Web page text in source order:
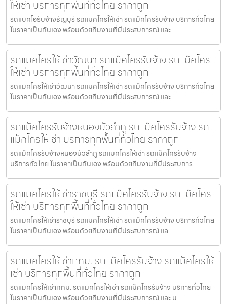
ให้เช่า บริการทุกพื้นที่ทั่วไทย ราคาถูก
รถแบคโฮรับจ้างธัญบุรี รถแมคโครให้เช่า รถแม็คโครรับจ้าง บริการทั่วไทย
ในราคาเป็นกันเอง พร้อมด้วยทีมงานที่มีประสบการณ์ และ
รถแมคโครให้เช่าวัฒนา รถแม็คโครรับจ้าง รถแม็คโคร
ให้เช่า บริการทุกพื้นที่ทั่วไทย ราคาถูก
รถแมคโครให้เช่าวัฒนา รถแมคโครให้เช่า รถแม็คโครรับจ้าง บริการทั่วไทย
ในราคาเป็นกันเอง พร้อมด้วยทีมงานที่มีประสบการณ์ และ
รถแม็คโครรับจ้างหนองบัวลำภู รถแม็คโครรับจ้าง รถ
แม็คโครให้เช่า บริการทุกพื้นที่ทั่วไทย ราคาถูก
รถแม็คโครรับจ้างหนองบัวลำภู รถแมคโครให้เช่า รถแม็คโครรับจ้าง
บริการทั่วไทย ในราคาเป็นกันเอง พร้อมด้วยทีมงานที่มีประสบการ
รถแมคโครให้เช่าราชบุรี รถแม็คโครรับจ้าง รถแม็คโคร
ให้เช่า บริการทุกพื้นที่ทั่วไทย ราคาถูก
รถแมคโครให้เช่าราชบุรี รถแมคโครให้เช่า รถแม็คโครรับจ้าง บริการทั่วไทย
ในราคาเป็นกันเอง พร้อมด้วยทีมงานที่มีประสบการณ์ แล
รถแมคโครให้เช่ากทม. รถแม็คโครรับจ้าง รถแม็คโครให้
เช่า บริการทุกพื้นที่ทั่วไทย ราคาถูก
รถแมคโครให้เช่ากทม. รถแมคโครให้เช่า รถแม็คโครรับจ้าง บริการทั่วไทย
ในราคาเป็นกันเอง พร้อมด้วยทีมงานที่มีประสบการณ์ และ ม